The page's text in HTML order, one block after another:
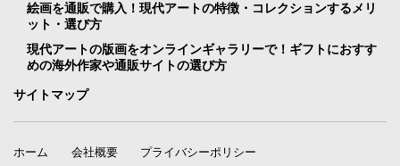
絵画を通販で購入！現代アートの特徴・コレクションするメリ
ット・選び方
現代アートの版画をオンラインギャラリーで！ギフトにおすす
めの海外作家や通販サイトの選び方
サイトマップ
ホーム 会社概要
プライバシーポリシー